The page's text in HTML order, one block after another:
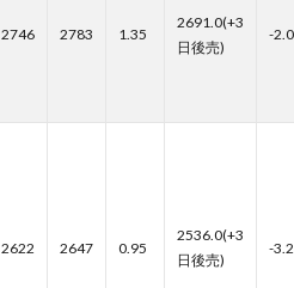
2746 2783 1.35
2691.0(+3
日後売)
-
2622 2647 0.95
2536.0(+3
日後売)
-